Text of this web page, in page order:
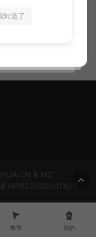
& MZ
14082502000130号
教学 我的
知道了